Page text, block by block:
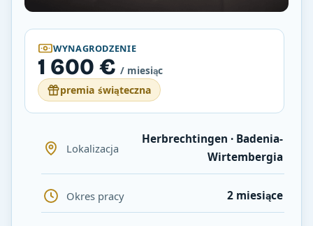
WYNAGRODZENIE
1 600 € / miesiąc
premia świąteczna
Lokalizacja
Herbrechtingen · Badenia-
Wirtembergia
Okres pracy 2 miesiące